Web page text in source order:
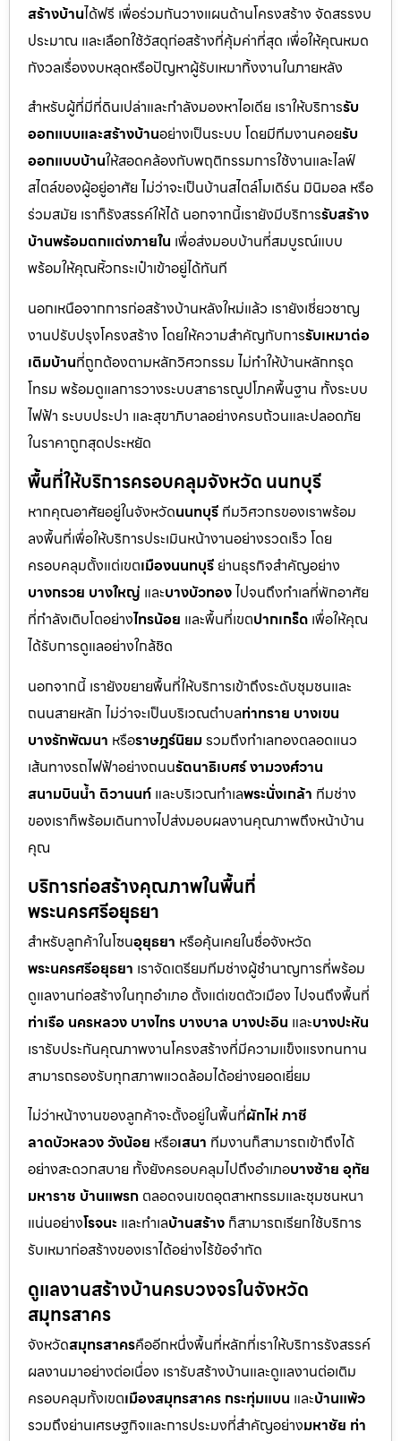
สร้างบ้านได้ฟรี เพื่อร่วมกันวางแผนด้านโครงสร้าง จัดสรรงบ
ประมาณ และเลือกใช้วัสดุก่อสร้างที่คุ้มค่าที่สุด เพื่อให้คุณหมด
กังวลเรื่องงบหลุดหรือปัญหาผู้รับเหมาทิ้งงานในภายหลัง
สำหรับผู้ที่มีที่ดินเปล่าและกำลังมองหาไอเดีย เราให้บริการรับ
ออกแบบและสร้างบ้านอย่างเป็นระบบ โดยมีทีมงานคอยรับ
ออกแบบบ้านให้สอดคล้องกับพฤติกรรมการใช้งานและไลฟ์
สไตล์ของผู้อยู่อาศัย ไม่ว่าจะเป็นบ้านสไตล์โมเดิร์น มินิมอล หรือ
ร่วมสมัย เราก็รังสรรค์ให้ได้ นอกจากนี้เรายังมีบริการรับสร้าง
บ้านพร้อมตกแต่งภายใน เพื่อส่งมอบบ้านที่สมบูรณ์แบบ
พร้อมให้คุณหิ้วกระเป๋าเข้าอยู่ได้ทันที
นอกเหนือจากการก่อสร้างบ้านหลังใหม่แล้ว เรายังเชี่ยวชาญ
งานปรับปรุงโครงสร้าง โดยให้ความสำคัญกับการรับเหมาต่อ
เติมบ้านที่ถูกต้องตามหลักวิศวกรรม ไม่ทำให้บ้านหลักทรุด
โทรม พร้อมดูแลการวางระบบสาธารณูปโภคพื้นฐาน ทั้งระบบ
ไฟฟ้า ระบบประปา และสุขาภิบาลอย่างครบถ้วนและปลอดภัย
ในราคาถูกสุดประหยัด
พื้นที่ให้บริการครอบคลุมจังหวัด นนทบุรี
หากคุณอาศัยอยู่ในจังหวัดนนทบุรี ทีมวิศวกรของเราพร้อม
ลงพื้นที่เพื่อให้บริการประเมินหน้างานอย่างรวดเร็ว โดย
ครอบคลุมตั้งแต่เขตเมืองนนทบุรี ย่านธุรกิจสำคัญอย่าง
บางกรวย บางใหญ่ และบางบัวทองไปจนถึงทำเลที่พักอาศัย
ที่กำลังเติบโตอย่างไทรน้อย และพื้นที่เขตปากเกร็ด เพื่อให้คุณ
ได้รับการดูแลอย่างใกล้ชิด
นอกจากนี้ เรายังขยายพื้นที่ให้บริการเข้าถึงระดับชุมชนและ
ถนนสายหลัก ไม่ว่าจะเป็นบริเวณตำบลท่าทราย บางเขน
บางรักพัฒนา หรือราษฎร์นิยมรวมถึงทำเลทองตลอดแนว
เส้นทางรถไฟฟ้าอย่างถนนรัตนาธิเบศร์ งามวงศ์วาน
สนามบินน้ำ ติวานนท์ และบริเวณทำเลพระนั่งเกล้า ทีมช่าง
ของเราก็พร้อมเดินทางไปส่งมอบผลงานคุณภาพถึงหน้าบ้าน
คุณ
บริการก่อสร้างคุณภาพในพื้นที่
พระนครศรีอยุธยา
สำหรับลูกค้าในโซนอุยุธยา หรือคุ้นเคยในชื่อจังหวัด
พระนครศรีอยุธยา เราจัดเตรียมทีมช่างผู้ชำนาญการที่พร้อม
ดูแลงานก่อสร้างในทุกอำเภอ ตั้งแต่เขตตัวเมือง ไปจนถึงพื้นที่
ท่าเรือ นครหลวง บางไทร บางบาล บางปะอิน และบางปะหัน
เรารับประกันคุณภาพงานโครงสร้างที่มีความแข็งแรงทนทาน
สามารถรองรับทุกสภาพแวดล้อมได้อย่างยอดเยี่ยม
ไม่ว่าหน้างานของลูกค้าจะตั้งอยู่ในพื้นที่ผักไห่ ภาชี
ลาดบัวหลวง วังน้อย หรือเสนา ทีมงานก็สามารถเข้าถึงได้
อย่างสะดวกสบาย ทั้งยังครอบคลุมไปถึงอำเภอบางซ้าย อุทัย
มหาราช บ้านแพรก ตลอดจนเขตอุตสาหกรรมและชุมชนหนา
แน่นอย่างโรจนะ และทำเลบ้านสร้าง ก็สามารถเรียกใช้บริการ
รับเหมาก่อสร้างของเราได้อย่างไร้ข้อจำกัด
ดูแลงานสร้างบ้านครบวงจรในจังหวัด
สมุทรสาคร
จังหวัดสมุทรสาครคืออีกหนึ่งพื้นที่หลักที่เราให้บริการรังสรรค์
ผลงานมาอย่างต่อเนื่อง เรารับสร้างบ้านและดูแลงานต่อเติม
ครอบคลุมทั้งเขตเมืองสมุทรสาคร กระทุ่มแบน และบ้านแพ้ว
รวมถึงย่านเศรษฐกิจและการประมงที่สำคัญอย่างมหาชัย ท่า